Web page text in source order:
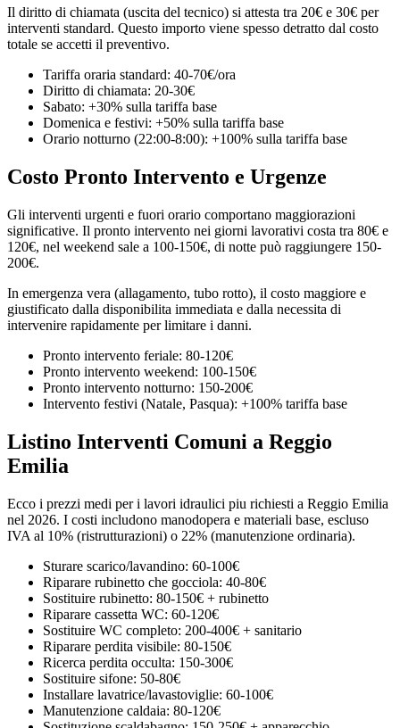
Il diritto di chiamata (uscita del tecnico) si attesta tra 20€ e 30€ per
interventi standard. Questo importo viene spesso detratto dal costo
totale se accetti il preventivo.
Tariffa oraria standard: 40-70€/ora
Diritto di chiamata: 20-30€
Sabato: +30% sulla tariffa base
Domenica e festivi: +50% sulla tariffa base
Orario notturno (22:00-8:00): +100% sulla tariffa base
Costo Pronto Intervento e Urgenze
Gli interventi urgenti e fuori orario comportano maggiorazioni
significative. Il pronto intervento nei giorni lavorativi costa tra 80€ e
120€, nel weekend sale a 100-150€, di notte può raggiungere 150-
200€.
In emergenza vera (allagamento, tubo rotto), il costo maggiore e
giustificato dalla disponibilita immediata e dalla necessita di
intervenire rapidamente per limitare i danni.
Pronto intervento feriale: 80-120€
Pronto intervento weekend: 100-150€
Pronto intervento notturno: 150-200€
Intervento festivi (Natale, Pasqua): +100% tariffa base
Listino Interventi Comuni a Reggio
Emilia
Ecco i prezzi medi per i lavori idraulici piu richiesti a Reggio Emilia
nel 2026. I costi includono manodopera e materiali base, escluso
IVA al 10% (ristrutturazioni) o 22% (manutenzione ordinaria).
Sturare scarico/lavandino: 60-100€
Riparare rubinetto che gocciola: 40-80€
Sostituire rubinetto: 80-150€ + rubinetto
Riparare cassetta WC: 60-120€
Sostituire WC completo: 200-400€ + sanitario
Riparare perdita visibile: 80-150€
Ricerca perdita occulta: 150-300€
Sostituire sifone: 50-80€
Installare lavatrice/lavastoviglie: 60-100€
Manutenzione caldaia: 80-120€